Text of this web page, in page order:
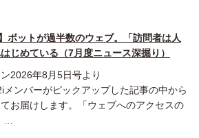
ボットが過半数のウェブ。「訪問者は人
じめている（7月度ニュース深掘り）
2026年8月5日号より
ンバーがピックアップした記事の中から
お届けします。「ウェブへのアクセスの
…